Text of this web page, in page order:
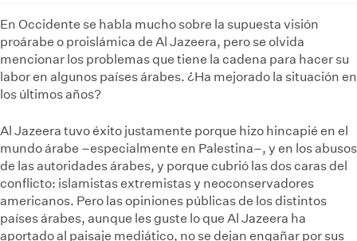
En Occidente se habla mucho sobre la supuesta visión
proárabe o proislámica de Al Jazeera, pero se olvida
mencionar los problemas que tiene la cadena para hacer su
labor en algunos países árabes. ¿Ha mejorado la situación en
los últimos años?
Al Jazeera tuvo éxito justamente porque hizo hincapié en el
mundo árabe –especialmente en Palestina–, y en los abusos
de las autoridades árabes, y porque cubrió las dos caras del
conflicto: islamistas extremistas y neoconservadores
americanos. Pero las opiniones públicas de los distintos
países árabes, aunque les guste lo que Al Jazeera ha
aportado al paisaje mediático, no se dejan engañar por sus